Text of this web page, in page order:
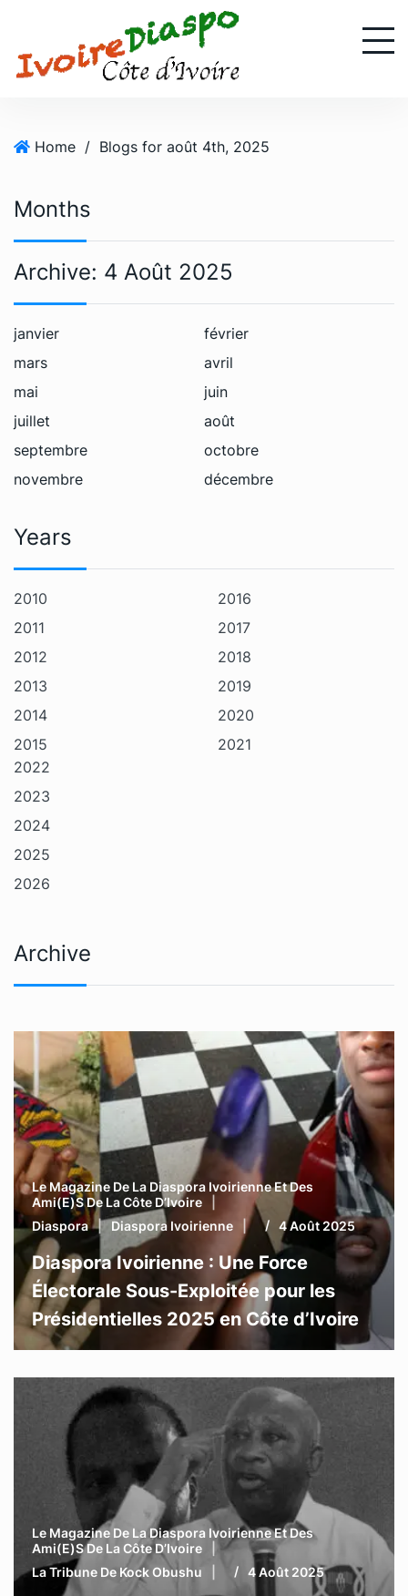
Home / Blogs for août 4th, 2025
Months
Archive: 4 Août 2025
janvier
février
mars
avril
mai
juin
juillet
août
septembre
octobre
novembre
décembre
Years
2010
2011
2012
2013
2014
2015
2016
2017
2018
2019
2020
2021
2022
2023
2024
2025
2026
Archive
Le Magazine De La Diaspora Ivoirienne Et Des
Ami(e)s De La Côte D’Ivoire
Diaspora
Diaspora Ivoirienne 4 Août 2025
Diaspora Ivoirienne : Une Force
Électorale Sous-Exploitée pour les
Présidentielles 2025 en Côte d’Ivoire
Le Magazine De La Diaspora Ivoirienne Et Des
Ami(e)s De La Côte D’Ivoire
La Tribune De Kock Obushu
4 Août 2025